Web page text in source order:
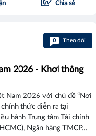
Chia sẻ
0 Theo dõi
2026 - Khơi thông
Nam 2026 với chủ đề “Nơi
thức diễn ra tại
hành Trung tâm Tài chính
Ngân hàng TMCP...